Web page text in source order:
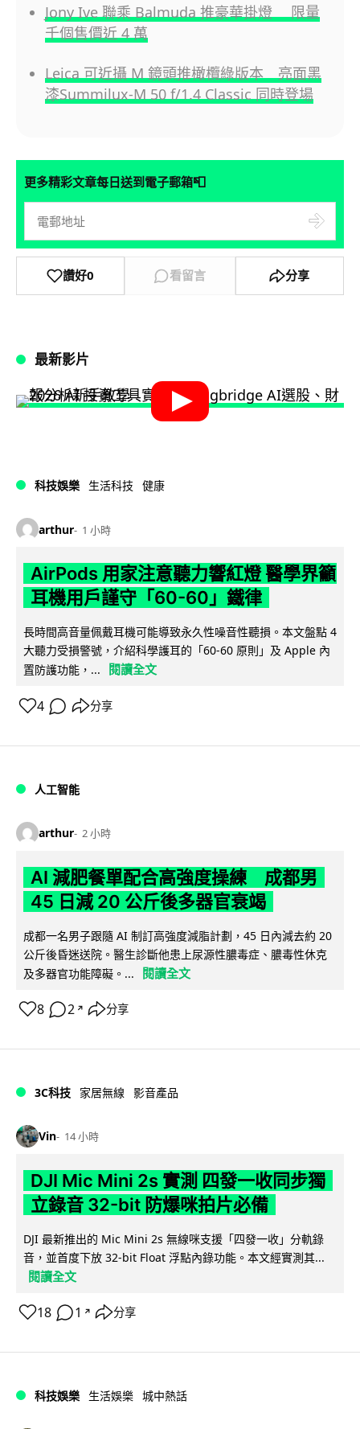
Jony Ive 聯乘 Balmuda 推豪華掛燈 限量
千個售價近 4 萬
Leica 可近攝 M 鏡頭推橄欖綠版本 亮面黑
漆Summilux-M 50 f/1.4 Classic 同時登場
更多精彩文章每日送到電子郵箱📮
讚好0 看留言 分享
最新影片
科技娛樂 生活科技 健康
arthur 1 小時
AirPods 用家注意聽力響紅燈 醫學界籲
耳機用戶謹守「60-60」鐵律
長時間高音量佩戴耳機可能導致永久性噪音性聽損。本文盤點 4
大聽力受損警號，介紹科學護耳的「60-60 原則」及 Apple 內
置防護功能，...
閱讀全文
4 分享
人工智能
arthur 2 小時
AI 減肥餐單配合高強度操練 成都男
45 日減 20 公斤後多器官衰竭
成都一名男子跟隨 AI 制訂高強度減脂計劃，45 日內減去約 20
公斤後昏迷送院。醫生診斷他患上尿源性膿毒症、膿毒性休克
及多器官功能障礙。...
閱讀全文
8 2 ↗ 分享
3C科技 家居無線 影音產品
Vin 14 小時
DJI Mic Mini 2s 實測 四發一收同步獨
立錄音 32-bit 防爆咪拍片必備
DJI 最新推出的 Mic Mini 2s 無線咪支援「四發一收」分軌錄
音，並首度下放 32-bit Float 浮點內錄功能。本文經實測其...
閱讀全文
18 1 ↗ 分享
科技娛樂 生活娛樂 城中熱話